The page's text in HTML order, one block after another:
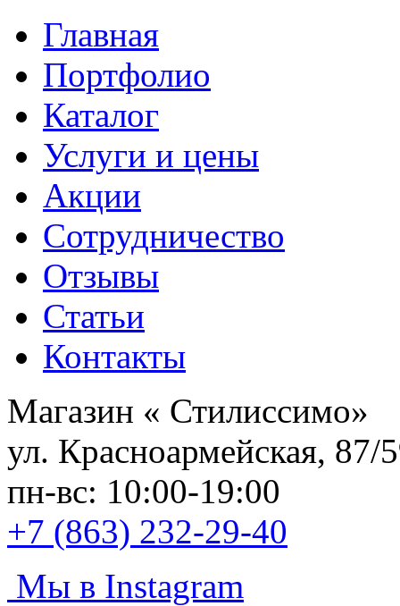
Главная
Портфолио
Каталог
Услуги и цены
Акции
Сотрудничество
Отзывы
Статьи
Контакты
Магазин « Стилиссимо»
ул. Красноармейская, 87/
пн-вс: 10:00-19:00
+7 (863) 232-29-40
Мы в Instagram